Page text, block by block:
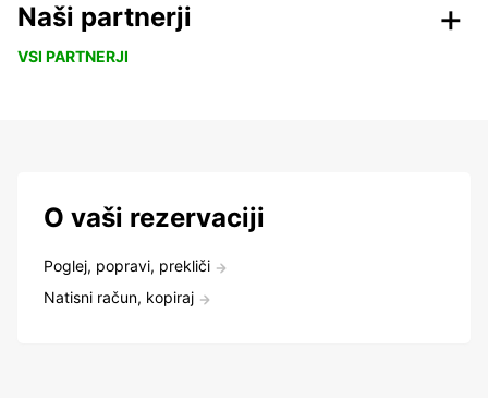
Naši partnerji
VSI PARTNERJI
O vaši rezervaciji
Poglej, popravi, prekliči
Natisni račun, kopiraj